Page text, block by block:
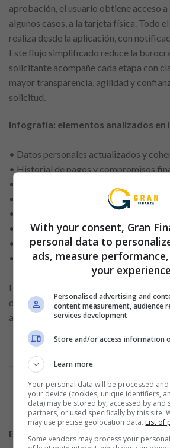
aprobación, el usuario obtiene acceso
algunos casos, a la tarjeta física. Todo
realiza desde la aplicación, con
Este flujo simplificado reduce la
solicitante acompañe cada etapa con
mayor transparencia, agilidad y
solicitud.
Infografía: elementos analizados en
• Datos personales actualizados y
• Historial de pagos y compromisos
• Ingresos o movimientos compatibles
• Uso consciente de crédito previo
• Regularidad financiera a lo largo del
• Verificación de identidad digital
• Patrón de gastos y organización
• Capacidad de pago demostrada
Este conjunto de factores forma una
del solicitante, permitiendo decisiones
alineadas con la realidad financiera
Errores comunes al solicitar una
With your consent, Gran
personal data to
ads, measure
your
Personalised advertising and
content measurement, audience
services development
Store and/or access information
Learn more
Your personal data will be processed
your device (cookies, unique identifiers,
data) may be stored by, accessed by and
partners, or used specifically by this site.
may use precise geolocation data. List of
Some vendors may process your